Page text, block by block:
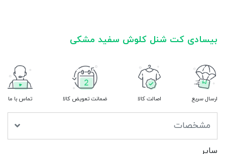
بیسادی کت شنل کلوش سفید مشکی
ارسال سریع اصالت کالا ضمانت تعویض کالا تماس با ما
مشخصات
سایر